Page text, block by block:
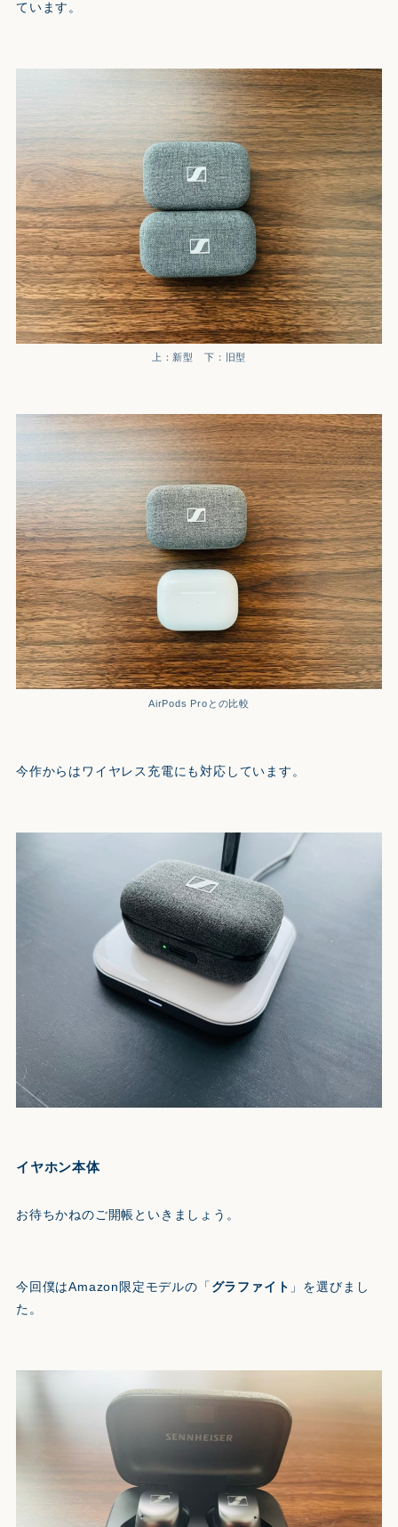
ています。
上：新型 下：旧型
AirPods Proとの比較
今作からはワイヤレス充電にも対応しています。
イヤホン本体
お待ちかねのご開帳といきましょう。
今回僕はAmazon限定モデルの「 グラファイト 」を選びまし
た。